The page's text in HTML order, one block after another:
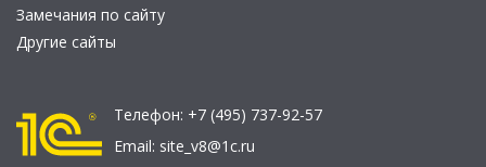
Замечания по сайту
Другие сайты
Телефон: +7 (495) 737-92-57
Email: site_v8@1c.ru